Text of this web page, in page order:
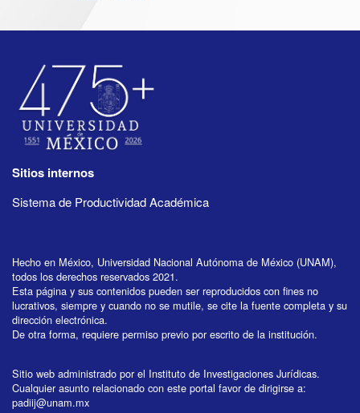
Sitios internos
Sistema de Productividad Académica
Hecho en México, Universidad Nacional Autónoma de México (UNAM),
todos los derechos reservados 2021.
Esta página y sus contenidos pueden ser reproducidos con fines no
lucrativos, siempre y cuando no se mutile, se cite la fuente completa y su
dirección electrónica.
De otra forma, requiere permiso previo por escrito de la institución.
Sitio web administrado por el Instituto de Investigaciones Jurídicas.
Cualquier asunto relacionado con este portal favor de dirigirse a:
padiij@unam.mx